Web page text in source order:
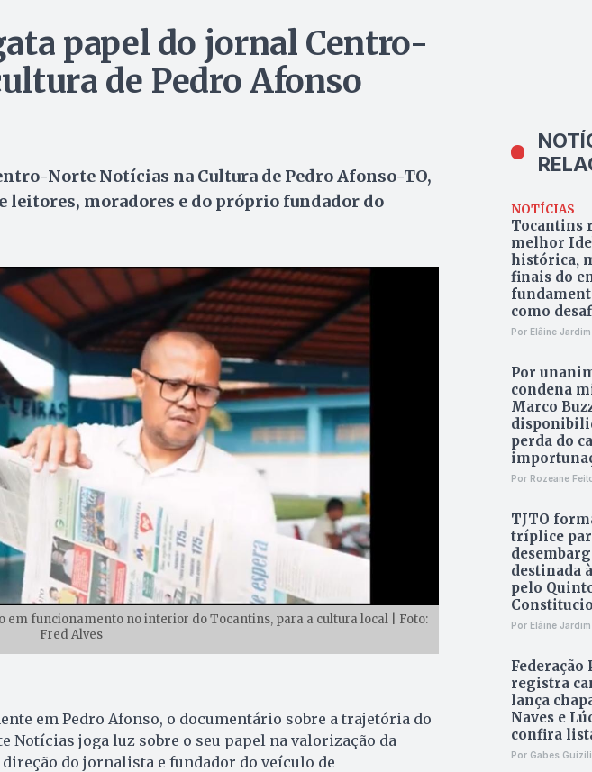
papel do jornal Centro-
de Pedro Afonso
Norte Notícias na Cultura de Pedro Afonso-TO,
leitores, moradores e do próprio fundador do
em funcionamento no interior do Tocantins, para a cultura local | Foto:
Fred Alves
em Pedro Afonso, o documentário sobre a trajetória do
Notícias joga luz sobre o seu papel na valorização da
do jornalista e fundador do veículo de
NOTÍCIAS
Tocantins
melhor
histórica,
finais do
como
Por Elâine Jardim
Por
condena
Marco
perda do
Por Rozeane
TJTO
tríplice
destinada
pelo
Por Elâine Jardim
Federação
registra
lança
Naves e
confira
Por Gabes